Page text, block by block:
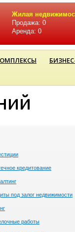
Жилая
Продажа: 0
Аренда: 0
кредитование
под залог недвижимости
работы